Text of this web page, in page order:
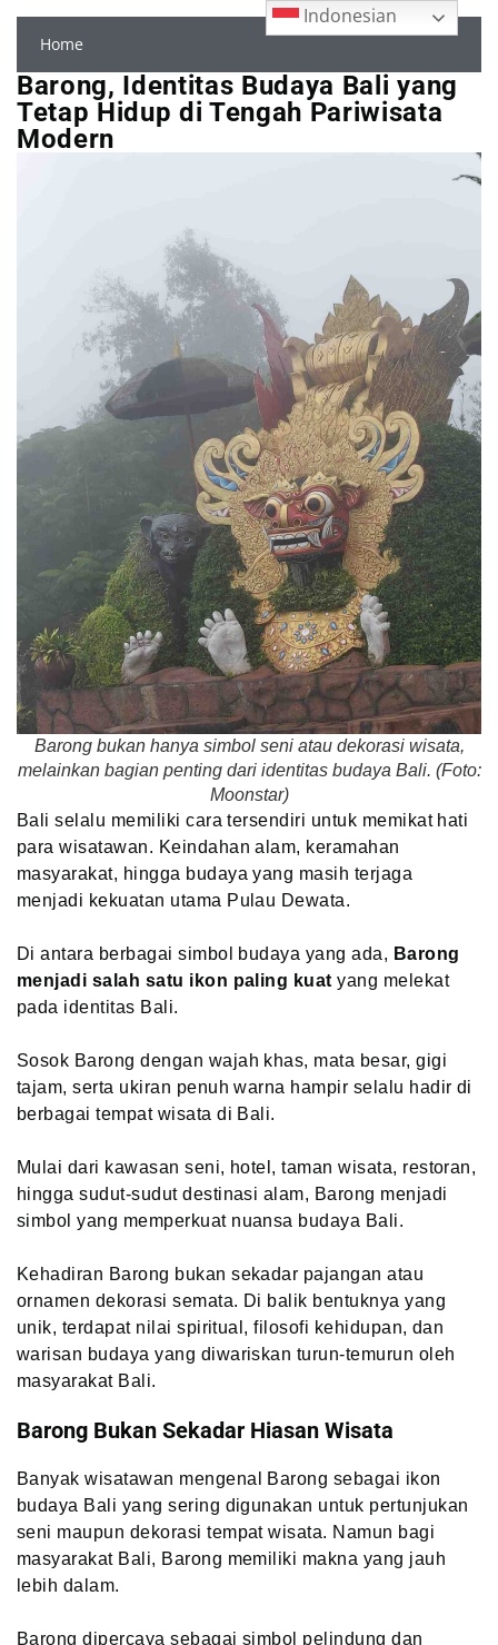
Home
Barong, Identitas Budaya Bali yang
Tetap Hidup di Tengah Pariwisata
Modern
Barong bukan hanya simbol seni atau dekorasi wisata,
melainkan bagian penting dari identitas budaya Bali. (Foto:
Moonstar)
Bali selalu memiliki cara tersendiri untuk memikat hati
para wisatawan. Keindahan alam, keramahan
masyarakat, hingga budaya yang masih terjaga
menjadi kekuatan utama Pulau Dewata.
Di antara berbagai simbol budaya yang ada, Barong
menjadi salah satu ikon paling kuat yang melekat
pada identitas Bali.
Sosok Barong dengan wajah khas, mata besar, gigi
tajam, serta ukiran penuh warna hampir selalu hadir di
berbagai tempat wisata di Bali.
Mulai dari kawasan seni, hotel, taman wisata, restoran,
hingga sudut-sudut destinasi alam, Barong menjadi
simbol yang memperkuat nuansa budaya Bali.
Kehadiran Barong bukan sekadar pajangan atau
ornamen dekorasi semata. Di balik bentuknya yang
unik, terdapat nilai spiritual, filosofi kehidupan, dan
warisan budaya yang diwariskan turun-temurun oleh
masyarakat Bali.
Barong Bukan Sekadar Hiasan Wisata
Banyak wisatawan mengenal Barong sebagai ikon
budaya Bali yang sering digunakan untuk pertunjukan
seni maupun dekorasi tempat wisata. Namun bagi
masyarakat Bali, Barong memiliki makna yang jauh
lebih dalam.
Barong dipercaya sebagai simbol pelindung dan
Indonesian